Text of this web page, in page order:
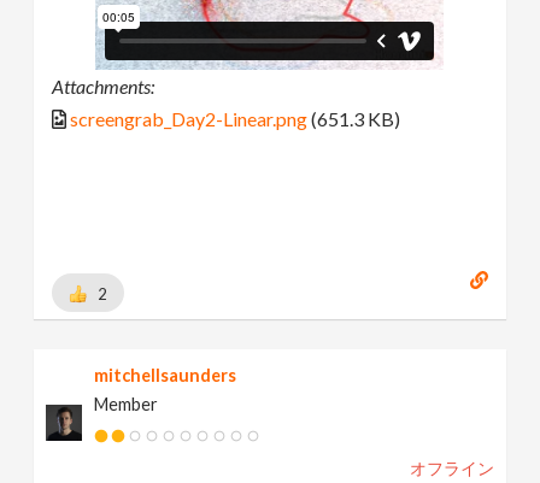
Attachments:
screengrab_Day2-Linear.png(651.3 KB)
2
mitchellsaunders
Member
オフライン